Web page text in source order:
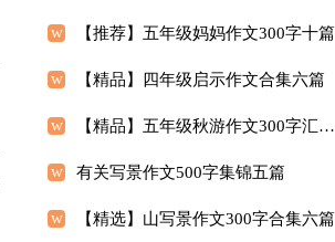
【推荐】五年级妈妈作文300字十篇
【精品】四年级启示作文合集六篇
【精品】五年级秋游作文300字汇总5篇
有关写景作文500字集锦五篇
【精选】山写景作文300字合集六篇